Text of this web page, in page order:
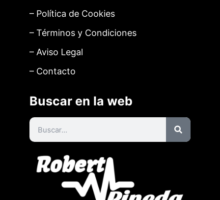
– Política de Cookies
– Términos y Condiciones
– Aviso Legal
– Contacto
Buscar en la web